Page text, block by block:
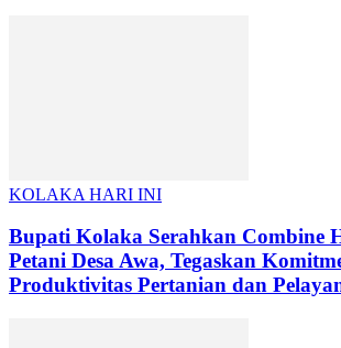
KOLAKA HARI INI
Bupati Kolaka Serahkan Combine
Petani Desa Awa, Tegaskan
Produktivitas Pertanian dan